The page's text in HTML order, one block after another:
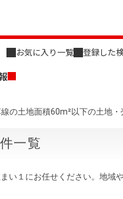
お気に入り一覧 登録した
の土地面積60m²以下の土地
一覧
い１にお任せください。地域